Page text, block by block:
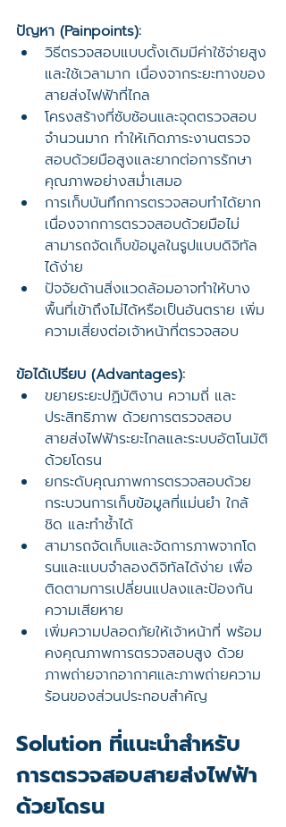
ปัญหา (Painpoints):
วิธีตรวจสอบแบบดั้งเดิมมีค่าใช้จ่ายสูง
และใช้เวลามาก เนื่องจากระยะทางของ
สายส่งไฟฟ้าที่ไกล
โครงสร้างที่ซับซ้อนและจุดตรวจสอบ
จำนวนมาก ทำให้เกิดภาระงานตรวจ
สอบด้วยมือสูงและยากต่อการรักษา
คุณภาพอย่างสม่ำเสมอ
การเก็บบันทึกการตรวจสอบทำได้ยาก
เนื่องจากการตรวจสอบด้วยมือไม่
สามารถจัดเก็บข้อมูลในรูปแบบดิจิทัล
ได้ง่าย
ปัจจัยด้านสิ่งแวดล้อมอาจทำให้บาง
พื้นที่เข้าถึงไม่ได้หรือเป็นอันตราย เพิ่ม
ความเสี่ยงต่อเจ้าหน้าที่ตรวจสอบ
ข้อได้เปรียบ (Advantages):
ขยายระยะปฏิบัติงาน ความถี่ และ
ประสิทธิภาพ ด้วยการตรวจสอบ
สายส่งไฟฟ้าระยะไกลและระบบอัตโนมัติ
ด้วยโดรน
ยกระดับคุณภาพการตรวจสอบด้วย
กระบวนการเก็บข้อมูลที่แม่นยำ ใกล้
ชิด และทำซ้ำได้
สามารถจัดเก็บและจัดการภาพจากโด
รนและแบบจำลองดิจิทัลได้ง่าย เพื่อ
ติดตามการเปลี่ยนแปลงและป้องกัน
ความเสียหาย
เพิ่มความปลอดภัยให้เจ้าหน้าที่ พร้อม
คงคุณภาพการตรวจสอบสูง ด้วย
ภาพถ่ายจากอากาศและภาพถ่ายความ
ร้อนของส่วนประกอบสำคัญ
Solution ที่แนะนำสำหรับ
การตรวจสอบสายส่งไฟฟ้า
ด้วยโดรน